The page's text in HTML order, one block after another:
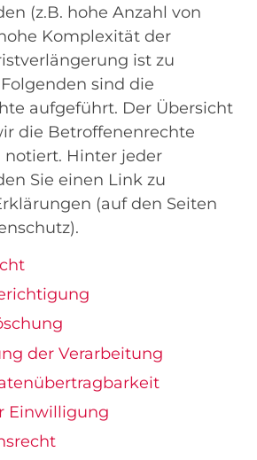
(z.B. hohe Anzahl von
Komplexität der
ist zu
sind die
aufgeführt. Der Übersicht
die Betroffenenrechte
Hinter jeder
Sie einen Link zu
(auf den Seiten
der Verarbeitung
Einwilligung